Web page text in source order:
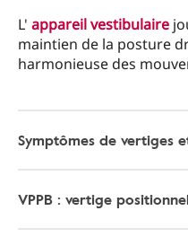
L' appareil vestibulaire
maintien de la posture
harmonieuse des
Symptômes de vertiges
VPPB : vertige